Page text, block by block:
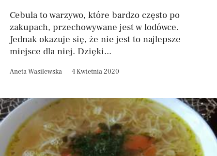
Cebula to warzywo, które bardzo często po
zakupach, przechowywane jest w lodówce.
Jednak okazuje się, że nie jest to najlepsze
miejsce dla niej. Dzięki...
Aneta Wasilewska 4 Kwietnia 2020